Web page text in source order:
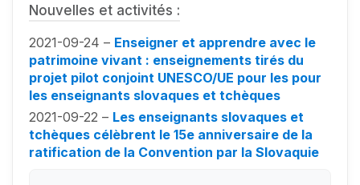
Nouvelles et activités :
2021-09-24 – Enseigner et apprendre avec le
patrimoine vivant : enseignements tirés du
projet pilot conjoint UNESCO/UE pour les pour
les enseignants slovaques et tchèques
2021-09-22 – Les enseignants slovaques et
tchèques célèbrent le 15e anniversaire de la
ratification de la Convention par la Slovaquie